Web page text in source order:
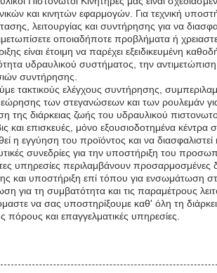
και κινητών εφαρμογών. Για τεχνική
λειτουργίας και συντήρησης για να
οποιαδήποτε προβλήματα ή
είναι έτοιμη να παρέχει εξειδικευμένη
υδραυλικού συστήματος, την
συντήρησης.
τακτικούς ελέγχους συντήρησης,
των στεγανώσεων και των ρουλεμάν
της διάρκειας ζωής του υδραυλικού
και επισκευές, μόνο εξουσιοδοτημένα
η εγγύηση του προϊόντος και να
συνεδρίες για την υποστήριξη του
υπηρεσίες περιλαμβάνουν προσαρμοσμένες
και υποστήριξη επί τόπου για ενσωμάτωση
για τη συμβατότητα και τις παραμέτρους
να σας υποστηρίξουμε καθ' όλη τη
πόρους και επαγγελματικές υπηρεσίες.